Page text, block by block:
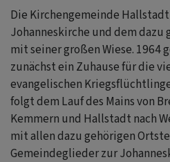
Die Kirchengemeinde
Johanneskirche und dem dazu
mit seiner großen Wiese. 1964
zunächst ein Zuhause für die
evangelischen
folgt dem Lauf des Mains von
Kemmern und Hallstadt nach
mit allen dazu gehörigen
Gemeindeglieder zur